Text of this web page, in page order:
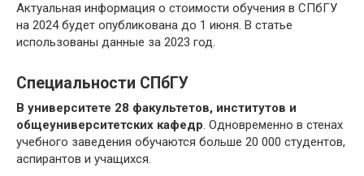
Актуальная информация о стоимости обучения в СПбГУ
на 2024 будет опубликована до 1 июня. В статье
использованы данные за 2023 год.
Специальности СПбГУ
В университете 28 факультетов, институтов и
общеуниверситетских кафедр. Одновременно в стенах
учебного заведения обучаются больше 20 000 студентов,
аспирантов и учащихся.